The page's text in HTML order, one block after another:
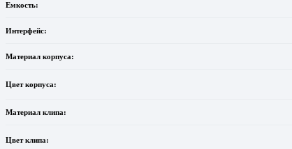
Емкость:
Интерфейс:
Материал корпуса:
Цвет корпуса:
Материал клипа:
Цвет клипа: